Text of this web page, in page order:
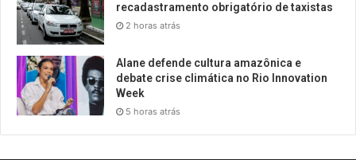
recadastramento obrigatório de taxistas
2 horas atrás
Alane defende cultura amazônica e
debate crise climática no Rio Innovation
Week
5 horas atrás